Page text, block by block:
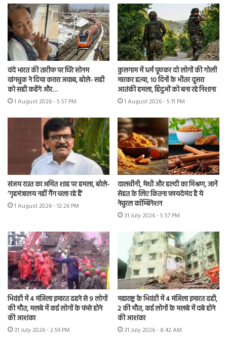
वंदे भारत की तारीफ पर घिरे सोनम
वांगचुक ने दिया करारा जवाब, बोले- सही
को सही कहेंगे और…
1 August 2026 - 5:57 PM
कुलगाम में धर्म पूछकर दो लोगों की गोली
मारकर हत्या, 10 दिनों के भीतर दूसरा
आतंकी हमला, हिंदुओं को बना रहे निशाना
1 August 2026 - 5:11 PM
संजय राउत का अमित शाह पर हमला, बोले-
‘गृहमंत्रालय नहीं गैंग चला रहे हैं’
1 August 2026 - 12:26 PM
दालचीनी, मेथी और हल्दी का मिश्रण, जानें
सेहत के लिए कितना फायदेमंद है ये
नेचुरल कॉम्बिनेशन
31 July 2026 - 5:57 PM
भिवंडी में 4 मंजिला इमारत ढहने से 9 लोगों
की मौत, मलबे में कई लोगों के फंसे होने
की आशंका
31 July 2026 - 2:59 PM
महाराष्ट्र के भिवंडी में 4 मंजिला इमारत ढही,
2 की मौत, कई लोगों के मलबे में दबे होने
की आशंका
31 July 2026 - 8:42 AM